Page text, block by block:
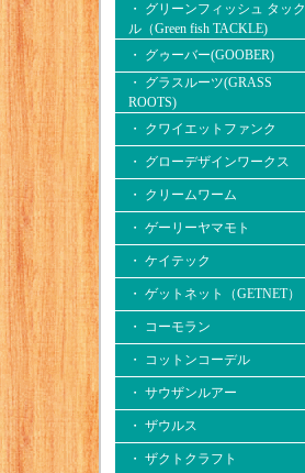
・ グリーンフィッシュ タック
ル（Green fish TACKLE)
・ グゥーバー(GOOBER)
・ グラスルーツ(GRASS
ROOTS)
・ クワイエットファンク
・ グローデザインワークス
・ クリームワーム
・ ゲーリーヤマモト
・ ケイテック
・ ゲットネット（GETNET）
・ コーモラン
・ コットンコーデル
・ サウザンルアー
・ ザウルス
・ ザクトクラフト